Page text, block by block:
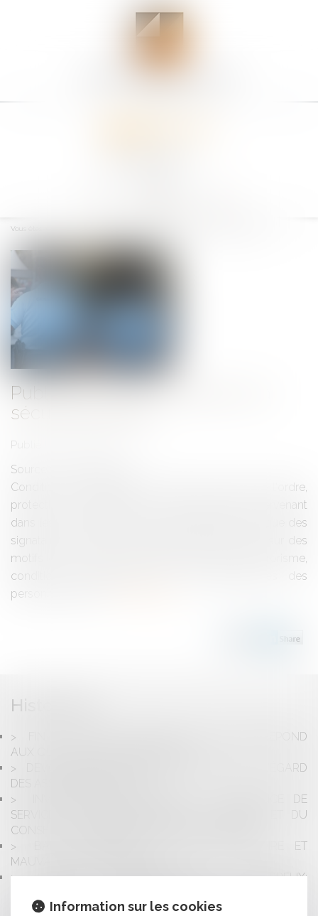
menu
Vous êtes ici :
Publication de la loi relative à la
sécurité publique
Publié le :
Source :
Conditions d'usage des armes par les forces de l'ordre,
protection de l'identité de certains agents intervenant
dans les procédures pénales et douanières ainsi que des
signataires de décisions administratives fondées sur des
motifs en lien avec la prévention d'actes de terrorisme,
conditions d'interception des correspondances des
personnes déten...
Historique
FIN DE LA TRÊVE HIVERNALE: ME SANTINI RÉPOND
AUX QUESTIONS DE CNEWS MATIN
DEVOIR DE MISE EN GARDE DU BANQUIER À L'ÉGARD
DES ASSOCIÉS D'UNE SNC
INVESTISSEMENT IMMOBILIER EN RÉSIDENCE DE
SERVICES ET RESPONSABILITÉS DU NOTAIRE ET DU
CONSEILLER EN IMMOBILIER D’INVESTISSEMENT
BAIL COMMERCIAL: CLAUSE RÉSOLUTOIRE ET
MAUVAISE FOI DU BAILLEUR
SPORT POTENTIELLEMENT DANGEREUX:
PESANT SUR LES ASSOCIATIONS SPORTIVES
Information sur les cookies